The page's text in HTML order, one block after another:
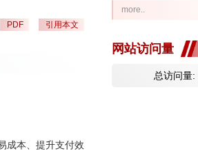
部逻辑衔接与外
系以及优化多元
PDF 引用本文
成本、提升支付效
more..
网站访问量
总访问量: